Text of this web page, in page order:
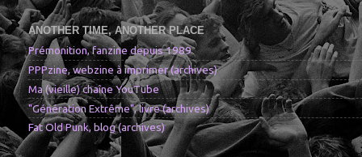
ANOTHER TIME, ANOTHER PLACE
Prémonition, fanzine depuis 1989
PPPzine, webzine à imprimer (archives)
Ma (vieille) chaîne YouTube
"Génération Extrême", livre (archives)
Fat Old Punk, blog (archives)